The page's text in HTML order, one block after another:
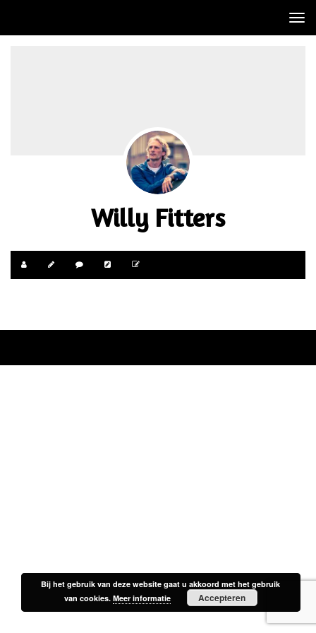
Willy Fitters
Bij het gebruik van deze website gaat u akkoord met het gebruik
van cookies. Meer informatie Accepteren
Bij het gebruik van deze website gaat u akkoord met het gebruik
van cookies. Meer informatie Accepteren